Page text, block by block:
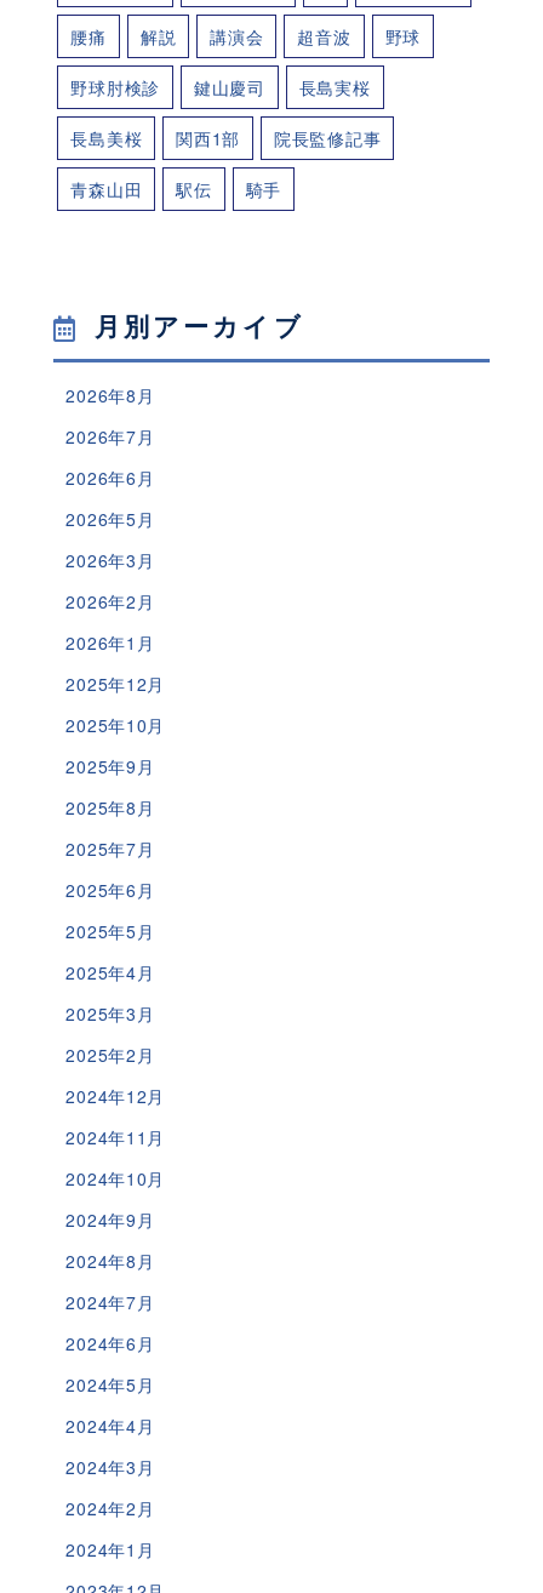
腰痛 解説 講演会 超音波 野球
野球肘検診 鍵山慶司 長島実桜
長島美桜 関西1部 院長監修記事
青森山田 駅伝 騎手
月別アーカイブ
2026年8月
2026年7月
2026年6月
2026年5月
2026年3月
2026年2月
2026年1月
2025年12月
2025年10月
2025年9月
2025年8月
2025年7月
2025年6月
2025年5月
2025年4月
2025年3月
2025年2月
2024年12月
2024年11月
2024年10月
2024年9月
2024年8月
2024年7月
2024年6月
2024年5月
2024年4月
2024年3月
2024年2月
2024年1月